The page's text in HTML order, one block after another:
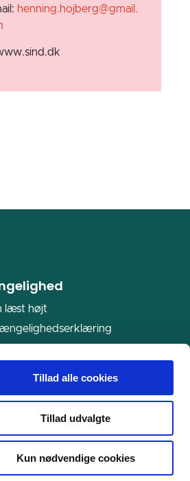
Tillad alle cookies
Tillad udvalgte
Kun nødvendige cookies
henning.hojberg@gmail.
læst højt
af et dokument på én af vores